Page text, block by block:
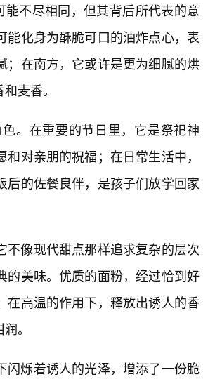
能不尽相同，但其背后所代表的意
能化身为酥脆可口的油炸点心，表
；在南方，它或许是更为细腻的烘
麦香。
。在重要的节日里，它是祭祀神
对亲朋的祝福；在日常生活中，
后的佐餐良伴，是孩子们放学回家
像现代甜点那样追求复杂的层次
的美味。优质的面粉，经过恰到好
在高温的作用下，释放出诱人的香
。
闪烁着诱人的光泽，增添了一份脆